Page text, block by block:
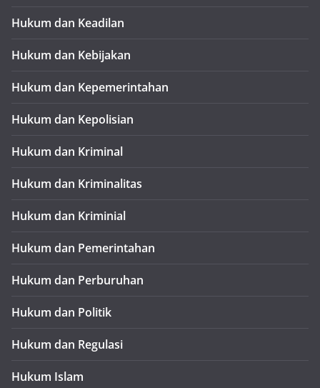
Hukum dan Keadilan
Hukum dan Kebijakan
Hukum dan Kepemerintahan
Hukum dan Kepolisian
Hukum dan Kriminal
Hukum dan Kriminalitas
Hukum dan Kriminial
Hukum dan Pemerintahan
Hukum dan Perburuhan
Hukum dan Politik
Hukum dan Regulasi
Hukum Islam